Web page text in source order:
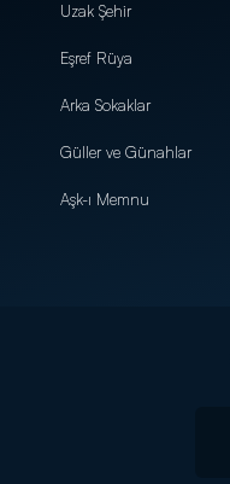
Uzak Şehir
Eşref Rüya
Arka Sokaklar
Güller ve Günahlar
Aşk-ı Memnu